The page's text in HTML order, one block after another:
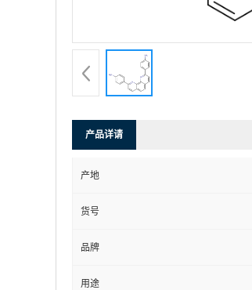
产品详请
产地
货号
品牌
用途